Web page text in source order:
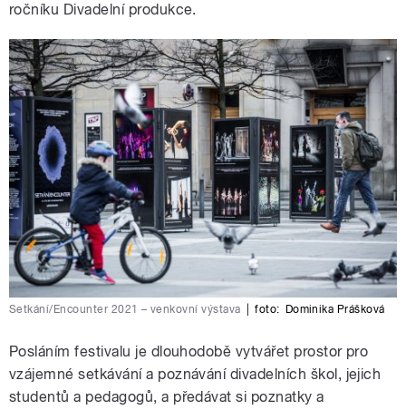
ročníku Divadelní produkce.
Setkání/Encounter 2021 – venkovní výstava foto: Dominika Prášková
Posláním festivalu je dlouhodobě vytvářet prostor pro
vzájemné setkávání a poznávání divadelních škol, jejich
studentů a pedagogů, a předávat si poznatky a